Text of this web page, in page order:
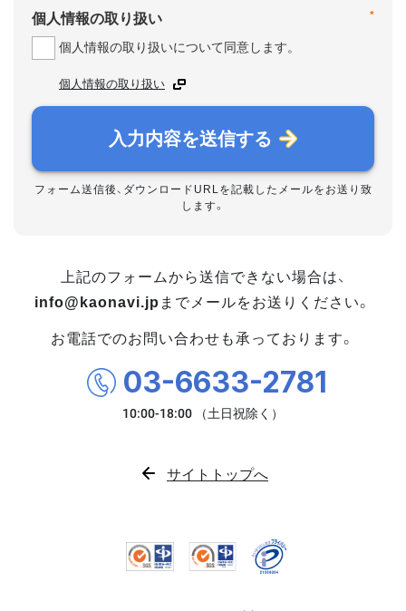
*
個人情報の取り扱い
個人情報の取り扱いについて同意します。
個人情報の取り扱い
入力内容を送信する
フォーム送信後、ダウンロードURLを記載したメールをお送り致
します。
上記のフォームから送信できない場合は、
info@kaonavi.jp までメールをお送りください。
お電話でのお問い合わせも承っております。
03-6633-2781
サイトトップへ